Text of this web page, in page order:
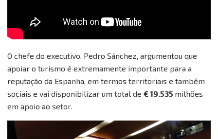
O chefe do executivo, Pedro Sánchez, argumentou que
apoiar o turismo é extremamente importante para a
reputação da Espanha, em termos territoriais e também
sociais e vai disponibilizar um total de € 19.535 milhões
em apoio ao setor.